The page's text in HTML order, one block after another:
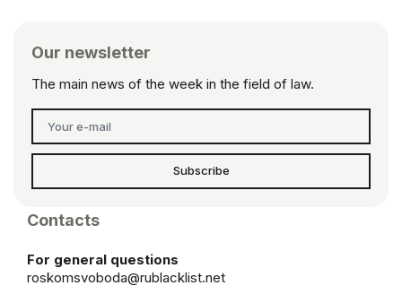
Our newsletter
The main news of the week in the field of law.
Subscribe
Contacts
For general questions
roskomsvoboda@rublacklist.net